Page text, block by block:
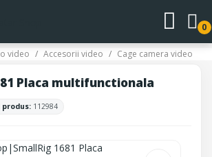
0
video Accesorii video Cage camera video
Placa multifunctionala
produs: 112984